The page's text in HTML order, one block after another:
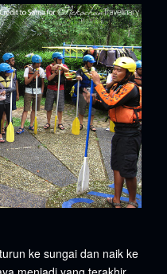
ke sungai dan naik ke